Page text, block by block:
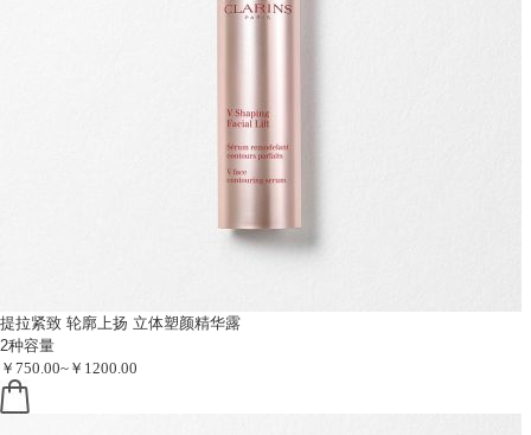
提拉紧致 轮廓上扬 立体塑颜精华露
2种容量
￥750.00~￥1200.00